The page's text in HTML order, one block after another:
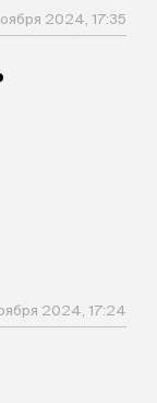
2024, 17:35
2024, 17:24